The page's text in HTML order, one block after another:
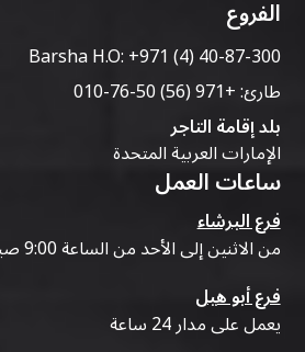
الفروع
Barsha H.O:+971 (4) 40-87-300
طارئ:+971 (56) 50-76-010
بلد إقامة التاجر
الإمارات العربية المتحدة
ساعات العمل
فرع البرشاء
من الاثنين إلى الأحد من الساعة 9:00 صباحًا حتى 07:00 مساءً
فرع أبو هيل
يعمل على مدار 24 ساعة